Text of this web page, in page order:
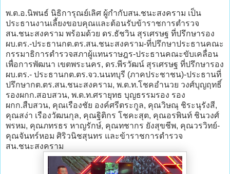
พ.ต.อ.นิพนธ์ นิธิการุณย์เลิศ ผู้กำกับสน.ชนะสงคราม เป็น
ประธานงานเลี้ยงขอบคุณและต้อนรับข้าราชการตำรวจ
สน.ชนะสงคราม พร้อมด้วย ดร.ธัชวิน สุรเศรษฐ ที่ปรึกษารอง
ผบ.ตร.-ประธานกต.ตร.สน.ชนะสงคราม-ที่ปรึกษาประธานคณะ
กรรมาธิการตำรวจสภาผู้แทนราษฎร-ประธานคณะขับเคลื่อน
เพื่อการพัฒนา เขตพระนคร, ดร.พีรวัฒน์ สุรเศรษฐ ที่ปรึกษารอง
ผบ.ตร.- ประธานกต.ตร.จว.นนทบุรี (ภาคประชาชน)-ประธานที่
ปรึกษากต.ตร.สน.ชนะสงคราม, พ.ต.ท.โชคอำนวย วงศ์บุญฤทธิ์
รองผกก.สอบสวน, พ.ต.ท.ศรายุทธ บุญธรรมรอง รอง
ผกก.สืบสวน, คุณเรืองชัย องค์ศรีตระกูล, คุณวิษณุ ชิระนุรังสี,
คุณสง่า เรืองวัฒนกุล, คุณฐิติกร โชคะสุต, คุณอรพินท์ ชินวงศ์
พรหม, คุณภทรธร หาญรักษ์, คุณทชากร ยังสุขชีพ, คุณวรวิทย์-
คุณจันทร์หอม ศิริวนิชสุนทร และข้าราชการตำรวจ
สน.ชนะสงคราม